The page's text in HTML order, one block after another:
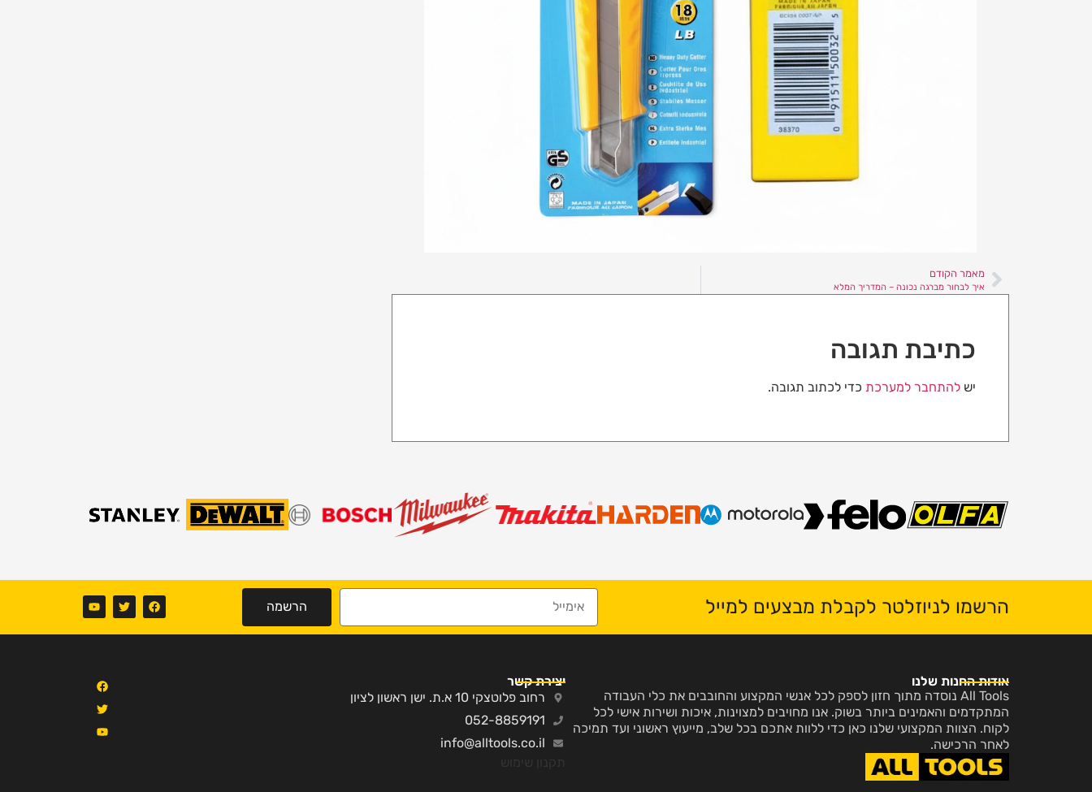
מאמר הקודם
איך לבחור מברגה נכונה – המדריך המלא
כתיבת תגובה
יש להתחבר למערכת כדי לכתוב תגובה.
הרשמו לניוזלטר לקבלת מבצעים למייל הרשמה
אודות החנות שלנו
All Tools נוסדה מתוך חזון לספק לכל אנשי המקצוע והחובבים את כלי העבודה
המתקדמים והאמינים ביותר בשוק. אנו מחויבים למצוינות, איכות ושירות אישי לכל
לקוח. הצוות המקצועי שלנו כאן כדי ללוות אתכם בכל שלב, מייעוץ ראשוני ועד תמיכה
לאחר הרכישה.
יצירת קשר
רחוב פלוטצקי 10 א.ת. ישן ראשון לציון
052-8859191
info@alltools.co.il